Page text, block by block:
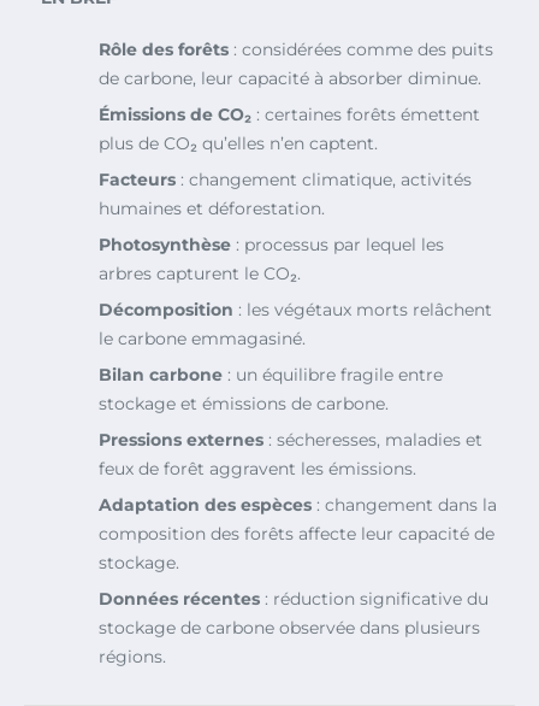
Rôle des forêts : considérées comme des puits
de carbone, leur capacité à absorber diminue.
Émissions de CO₂ : certaines forêts émettent
plus de CO₂ qu’elles n’en captent.
Facteurs : changement climatique, activités
humaines et déforestation.
Photosynthèse : processus par lequel les
arbres capturent le CO₂.
Décomposition : les végétaux morts relâchent
le carbone emmagasiné.
Bilan carbone : un équilibre fragile entre
stockage et émissions de carbone.
Pressions externes : sécheresses, maladies et
feux de forêt aggravent les émissions.
Adaptation des espèces : changement dans la
composition des forêts affecte leur capacité de
stockage.
Données récentes : réduction significative du
stockage de carbone observée dans plusieurs
régions.